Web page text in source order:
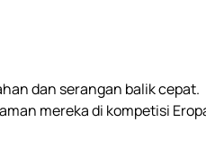
dan serangan balik cepat.
mereka di kompetisi